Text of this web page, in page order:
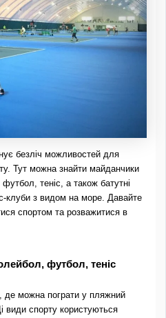
безліч можливостей для
Тут можна знайти майданчики
теніс, а також батутні
клуби з видом на море. Давайте
спортом та розважитися в
футбол, теніс
де можна пограти у пляжний
види спорту користуються